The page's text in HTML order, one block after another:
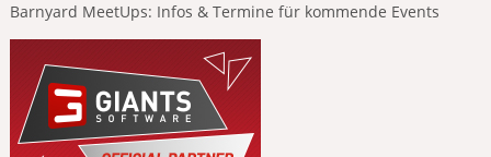
Barnyard MeetUps: Infos & Termine für kommende Events